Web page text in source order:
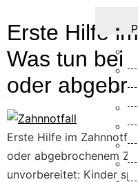
Erste Hilfe
Was tun bei
oder
Erste Hilfe im
oder abgebrochenem
unvorbereitet: Kinder